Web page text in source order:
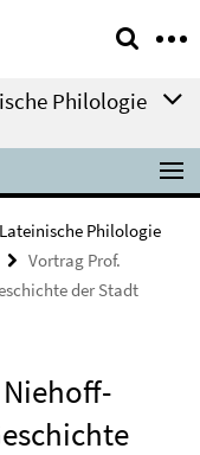
Philologie
Philologie
Vortrag Prof.
der Stadt